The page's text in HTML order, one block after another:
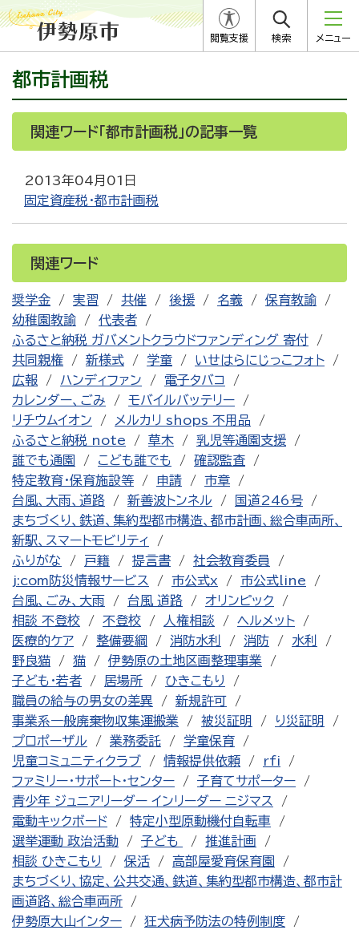
閲覧支援 検索 メニュー
都市計画税
関連ワード「都市計画税」の記事一覧
2013年04月01日
固定資産税・都市計画税
関連ワード
奨学金 実習 共催 後援 名義
保育教諭
幼稚園教諭
代表者
ふるさと納税 ガバメントクラウドファンディング 寄付
共同親権
新様式 学童
いせはらにじっこフォト
広報
ハンディファン
電子タバコ
カレンダー、ごみ
モバイルバッテリー
リチウムイオン
メルカリ shops 不用品
ふるさと納税 note
草木
乳児等通園支援
誰でも通園
こども誰でも
確認監査
特定教育・保育施設等
申請
市章
台風、大雨、道路
新善波トンネル
国道246号
まちづくり、鉄道、集約型都市構造、都市計画、総合車両所、
新駅、スマートモビリティ
ふりがな
戸籍 提言書
社会教育委員
j:com防災情報サービス
市公式x
市公式line
台風、ごみ、大雨
台風 道路
オリンピック
相談 不登校
不登校 人権相談
ヘルメット
医療的ケア
整備要綱 消防水利 消防
水利
野良猫
猫
伊勢原の土地区画整理事業
子ども・若者
居場所
ひきこもり
職員の給与の男女の差異
新規許可
事業系一般廃棄物収集運搬業
被災証明
り災証明
プロポーザル
業務委託
学童保育
児童コミュニティクラブ
情報提供依頼
rfi
ファミリー・サポート・センター
子育てサポーター
青少年 ジュニアリーダー インリーダー ニジマス
電動キックボード
特定小型原動機付自転車
選挙運動 政治活動
子ども
推進計画
相談 ひきこもり
保活
高部屋愛育保育園
まちづくり、協定、公共交通、鉄道、集約型都市構造、都市計
画道路、総合車両所
伊勢原大山インター
狂犬病予防法の特例制度